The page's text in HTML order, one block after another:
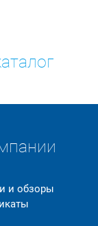
и обзоры